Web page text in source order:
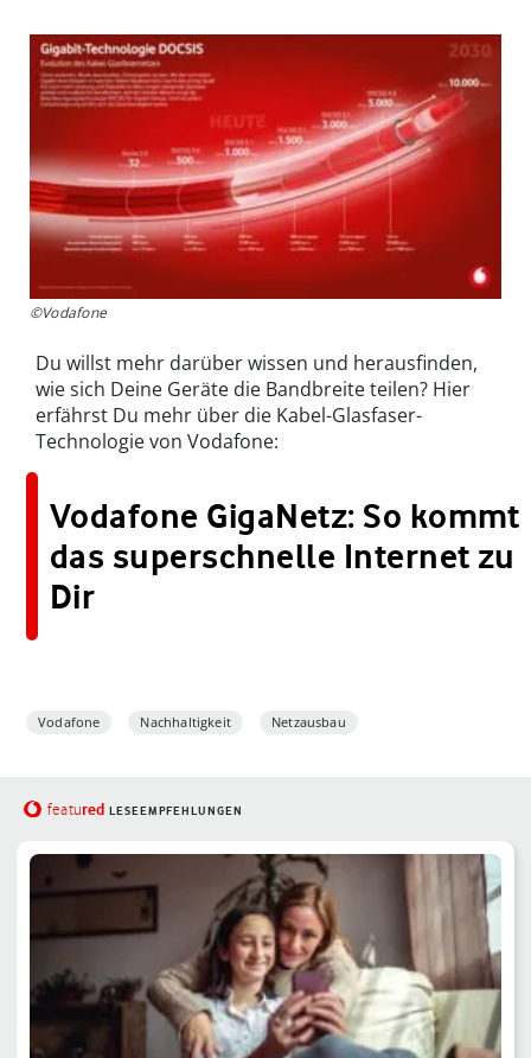
©Vodafone
Du willst mehr darüber wissen und herausfinden,
wie sich Deine Geräte die Bandbreite teilen? Hier
erfährst Du mehr über die Kabel-Glasfaser-
Technologie von Vodafone:
Vodafone GigaNetz: So kommt
das superschnelle Internet zu
Dir
Vodafone Nachhaltigkeit Netzausbau
featured LESEEMPFEHLUNGEN